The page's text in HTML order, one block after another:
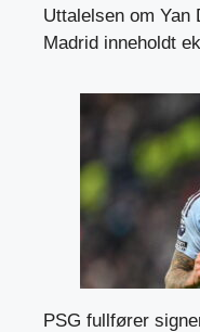
Uttalelsen om Yan
Madrid inneholdt
PSG fullfører